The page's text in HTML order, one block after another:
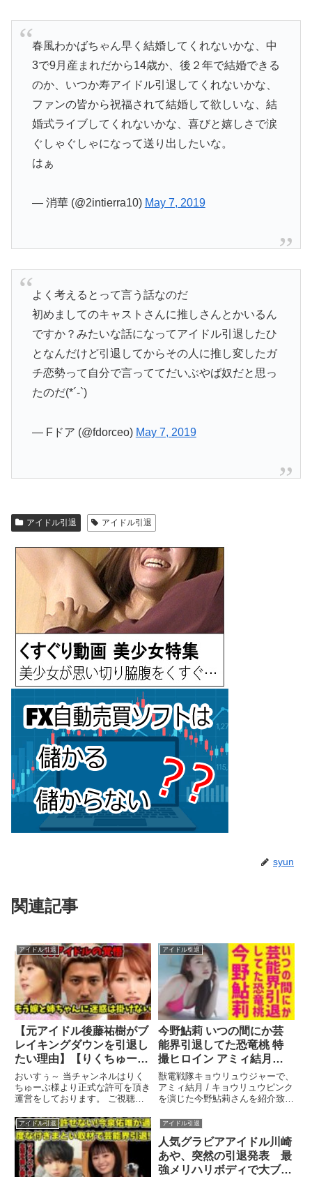
春風わかばちゃん早く結婚してくれないかな、中
3で9月産まれだから14歳か、後２年で結婚できる
のか、いつか寿アイドル引退してくれないかな、
ファンの皆から祝福されて結婚して欲しいな、結
婚式ライブしてくれないかな、喜びと嬉しさで涙
ぐしゃぐしゃになって送り出したいな。
はぁ
— 消華 (@2intierra10) May 7, 2019
よく考えるとって言う話なのだ
初めましてのキャストさんに推しさんとかいるん
ですか？みたいな話になってアイドル引退したひ
となんだけど引退してからその人に推し変したガ
チ恋勢って自分で言っててだいぶやば奴だと思っ
たのだ(*´-`)
— Fドア (@fdorceo) May 7, 2019
アイドル引退 アイドル引退
syun
関連記事
アイドル引退
【元アイドル後藤祐樹がブ
レイキングダウンを引退し
たい理由】【りくちゅーぶ
切り抜き】
おいすぅ～ 当チャンネルはりく
ちゅーぶ様より正式な許可を頂き
運営をしております。 ご視聴あ
関連ツイート
アイドル引退
今野鮎莉 いつの間にか芸
能界引退してた恐竜桃 特
撮ヒロイン アミィ結月
キョウリュウピンク グラ
ビア アイドル 女優 獣電戦
隊キョウリュウジャー
獣電戦隊キョウリュウジャーで、
アミィ結月 / キョウリュウピンク
を演じた今野鮎莉さんを紹介致し
連ツイート
アイドル引退 アイドル引退
人気グラビアアイドル川崎
あや、突然の引退発表 最
強メリハリボディで大ブレ